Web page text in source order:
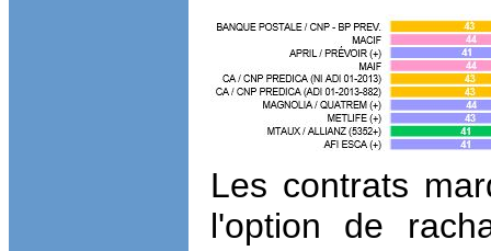
Les contrats
l'option de